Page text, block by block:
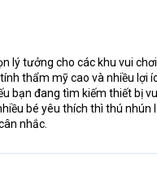
lý tưởng cho các khu vui
thẩm mỹ cao và nhiều lợi
bạn đang tìm kiếm thiết bị
bé yêu thích thì thú nhún
nhắc.